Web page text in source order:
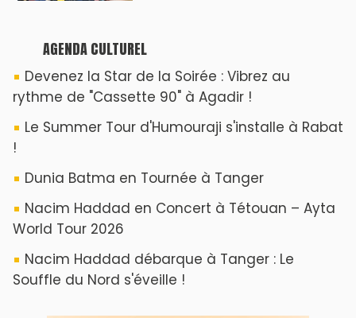
AGENDA CULTUREL
Devenez la Star de la Soirée : Vibrez au
rythme de "Cassette 90" à Agadir !
Le Summer Tour d'Humouraji s'installe à Rabat
!
Dunia Batma en Tournée à Tanger
Nacim Haddad en Concert à Tétouan – Ayta
World Tour 2026
Nacim Haddad débarque à Tanger : Le
Souffle du Nord s'éveille !